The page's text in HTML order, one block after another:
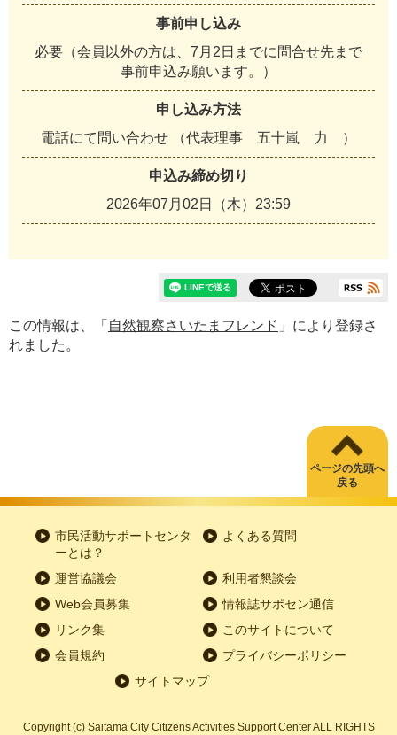
事前申し込み
必要（会員以外の方は、7月2日までに問合せ先まで
事前申込み願います。）
申し込み方法
電話にて問い合わせ （代表理事 五十嵐 力 ）
申込み締め切り
2026年07月02日（木）23:59
この情報は、「 自然観察さいたまフレンド 」により登録さ
れました。
ページの先頭へ
戻る
市民活動サポートセンタ
ーとは？
よくある質問
運営協議会
利用者懇談会
Web会員募集
情報誌サポセン通信
リンク集
このサイトについて
会員規約
プライバシーポリシー
サイトマップ
Copyright(c) Saitama City Citizens Activities Support Center ALL RIGHTS